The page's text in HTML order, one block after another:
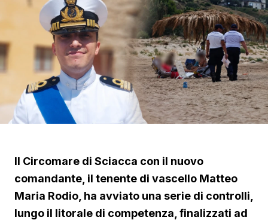
Il Circomare di Sciacca con il nuovo
comandante, il tenente di vascello Matteo
Maria Rodio, ha avviato una serie di controlli,
lungo il litorale di competenza, finalizzati ad